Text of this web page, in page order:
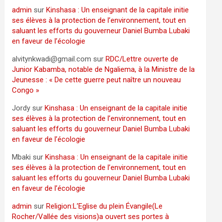
admin surKinshasa : Un enseignant de la capitale initie
ses élèves à la protection de l’environnement, tout en
saluant les efforts du gouverneur Daniel Bumba Lubaki
en faveur de l’écologie
alvitynkwadi@gmail.com surRDC/Lettre ouverte de
Junior Kabamba, notable de Ngaliema, à la Ministre de la
Jeunesse : « De cette guerre peut naître un nouveau
Congo »
Jordy surKinshasa : Un enseignant de la capitale initie
ses élèves à la protection de l’environnement, tout en
saluant les efforts du gouverneur Daniel Bumba Lubaki
en faveur de l’écologie
Mbaki surKinshasa : Un enseignant de la capitale initie
ses élèves à la protection de l’environnement, tout en
saluant les efforts du gouverneur Daniel Bumba Lubaki
en faveur de l’écologie
admin surReligion:L’Eglise du plein Évangile(Le
Rocher/Vallée des visions)a ouvert ses portes à